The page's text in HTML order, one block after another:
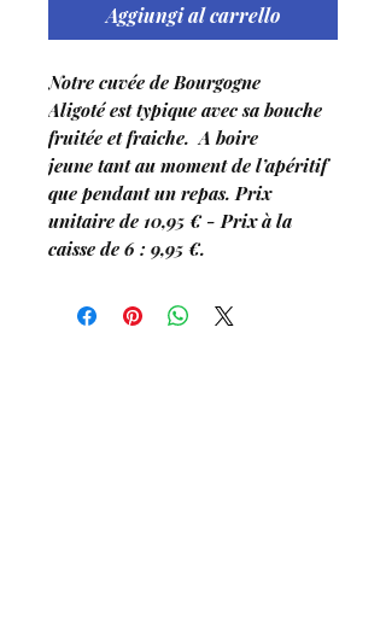
Aggiungi al carrello
Notre cuvée de Bourgogne
Aligoté est typique avec sa bouche
fruitée et fraiche. A boire
jeune tant au moment de l’apéritif
que pendant un repas. Prix
unitaire de 10,95 € - Prix à la
caisse de 6 : 9,95 €.